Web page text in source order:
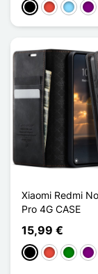
PretoVermelho
Azul
Xiaomi Redmi
Pro 4G CASE
15,99 €
PretoVermelho
Verde